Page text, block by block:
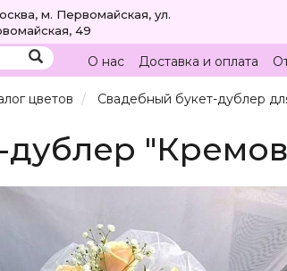
м. Первомайская, ул.
49
О нас Доставка и оплата
цветов Свадебный букет-дублер
дублер